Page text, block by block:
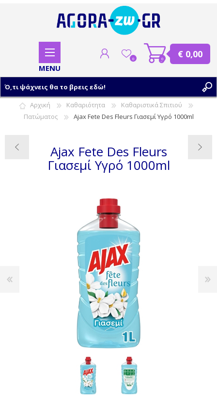
ΕΓΓΡΑΦΗ
0 0 € 0,00
Αρχική Καθαριότητα
Καθαριστικά Σπιτιού
Πατώματος
Ajax Fete Des Fleurs Γιασεμί Υγρό 1000ml
Ajax Fete Des Fleurs
Γιασεμί Υγρό 1000ml